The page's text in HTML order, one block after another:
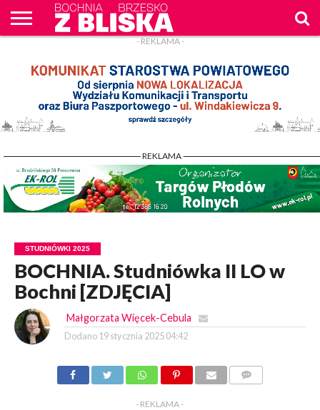
WPROST
REKLAM
- REKLAMA -
- REKLAMA -
STUDNIÓWKI 2025
BOCHNIA. Studniówka II LO w
Bochni [ZDJĘCIA]
Małgorzata Więcek-Cebula
Dodano 19 stycznia 2025 04:42
- REKLAMA -